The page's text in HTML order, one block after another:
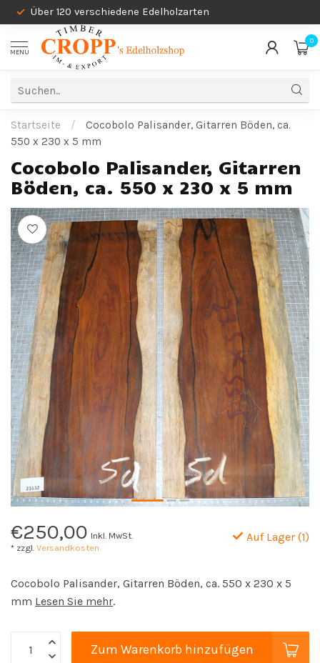
Über 120 verschiedene Edelholzarten
MENU
0
Startseite /
Cocobolo Palisander, Gitarren Böden, ca.
550 x 230 x 5 mm
Cocobolo Palisander, Gitarren
Böden, ca. 550 x 230 x 5 mm
€250,00 Inkl. MwSt.
* zzgl. Versandkosten
Auf Lager (1)
Cocobolo Palisander, Gitarren Böden, ca. 550 x 230 x 5
mm Lesen Sie mehr.
Zum Warenkorb hinzufügen